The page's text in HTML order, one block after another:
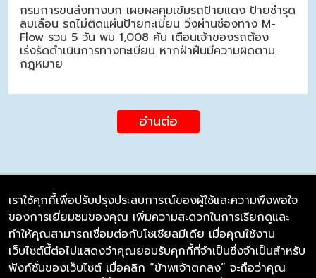
กรมการขนส่งทางบก เผยผลคุมเข้มรถป้ายแดง ป้ายชำรุด
ลบเลือน รถไม่ติดแผ่นป้ายทะเบียน วิ่งผ่านช่องทาง M-
Flow รวม 5 วัน พบ 1,008 คัน เตือนเจ้าของรถต้อง
เร่งรัดดำเนินการทางทะเบียน หากฝ่าฝืนมีความผิดตาม
กฎหมาย
อ่านต่อ
บริษัท ซิมลิงค์ จำกัด
98/226 Bangrakyai-Baanmai Road,
Bangyai, Nonthaburi 11140
เราใช้คุกกี้เพื่อปรับปรุงประสบการณ์ของผู้ใช้และความพึงพอใจ
ของการเยี่ยมชมของคุณ เพิ่มความสะดวกในการเรียกดูและ
ทำให้คุณสามารถเชื่อมต่อกับโซเชียลมีเดีย เมื่อคุณใช้งาน
เว็บไซต์นี้ต่อไปแสดงว่าคุณยอมรับคุกกี้ที่จำเป็นซึ่งจำเป็นสำหรับ
ฟังก์ชั่นของเว็บไซต์ เมื่อคลิก “ข้าพเจ้าตกลง” จะถือว่าคุณ